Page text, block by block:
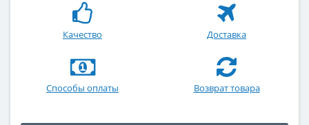
Качество Доставка
Способы оплаты Возврат товара